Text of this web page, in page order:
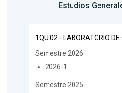
Estudios
1QUI02 - LABORATORIO DE
Semestre 2026
2026-1
Semestre 2025